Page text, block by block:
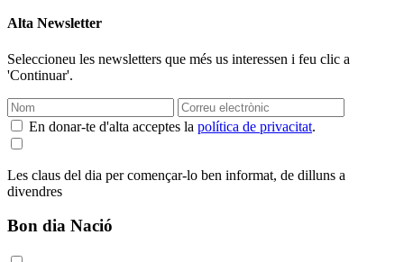
Alta Newsletter
Seleccioneu les newsletters que més us interessen i feu clic a
'Continuar'.
En donar-te d'alta acceptes la política de privacitat.
Les claus del dia per començar-lo ben informat, de dilluns a
divendres
Bon dia Nació